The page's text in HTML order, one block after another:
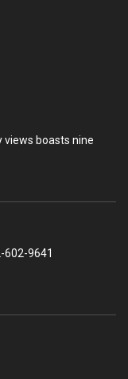
views boasts nine
602-9641